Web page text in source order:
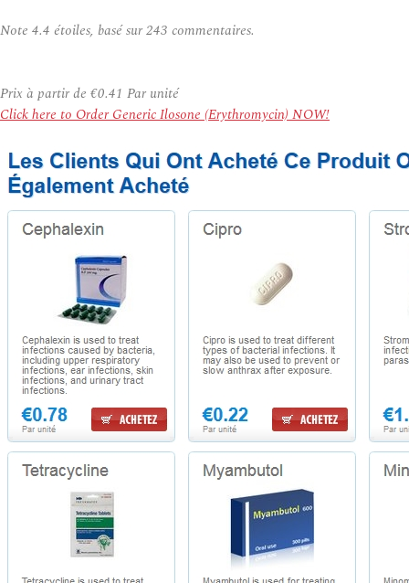
Note 4.4 étoiles, basé sur243 commentaires.
Prix à partir de €0.41 Par unité
Click here to Order Generic Ilosone (Erythromycin) NOW!